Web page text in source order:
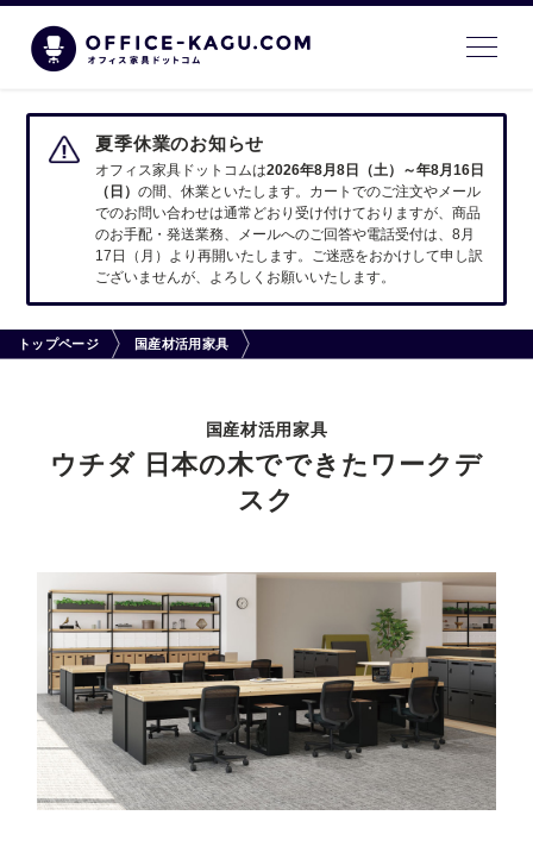
夏季休業のお知らせ
オフィス家具ドットコムは2026年8月8日（土）～年8月16日
（日）の間、休業といたします。カートでのご注文やメール
でのお問い合わせは通常どおり受け付けておりますが、商品
のお手配・発送業務、メールへのご回答や電話受付は、8月
17日（月）より再開いたします。ご迷惑をおかけして申し訳
ございませんが、よろしくお願いいたします。
トップページ 国産材活用家具
国産材活用家具
ウチダ 日本の木でできたワークデ
スク